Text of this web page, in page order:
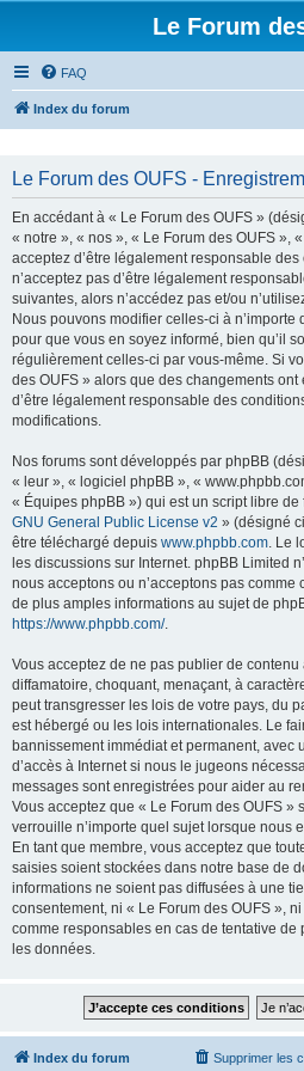
Le Forum
FAQ
Index du forum
Le Forum des OUFS -
En accédant à « Le Forum des OUFS »
« notre », « nos », « Le Forum des OUFS »,
acceptez d’être légalement responsable
n’acceptez pas d’être légalement
suivantes, alors n’accédez pas et/ou
Nous pouvons modifier celles-ci à
pour que vous en soyez informé, bien qu’il
régulièrement celles-ci par vous-même. Si
des OUFS » alors que des changements ont
d’être légalement responsable des
modifications.
Nos forums sont développés par phpBB
« leur », « logiciel phpBB », «
« Équipes phpBB ») qui est un script libre
GNU General Public License v2 » (désigné
être téléchargé depuis www.phpbb.com. Le
les discussions sur Internet. phpBB Limited
nous acceptons ou n’acceptons pas
de plus amples informations au sujet de
https://www.phpbb.com/.
Vous acceptez de ne pas publier de
diffamatoire, choquant, menaçant, à
peut transgresser les lois de votre pays, du
est hébergé ou les lois internationales. Le
bannissement immédiat et permanent, avec
d’accès à Internet si nous le jugeons
messages sont enregistrées pour aider au
Vous acceptez que « Le Forum des OUFS »
verrouille n’importe quel sujet lorsque nous
En tant que membre, vous acceptez que
saisies soient stockées dans notre base de
informations ne soient pas diffusées à une
consentement, ni « Le Forum des OUFS »,
comme responsables en cas de tentative de
les données.
Index du forum Supprimer les